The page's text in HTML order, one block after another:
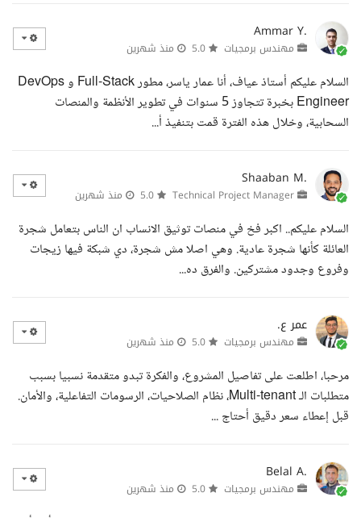
Ammar Y.
مهندس برمجيات منذ شهرين
السلام عليكم أستاذ عياف، أنا عمار ياسر، مطور Full-Stack و DevOps
Engineer بخبرة تتجاوز 5 سنوات في تطوير الأنظمة والمنصات
السحابية، وخلال هذه الفترة قمت بتنفيذ أ...
Shaaban M.
منذ شهرين
السلام عليكم.. اكبر فخ في منصات توثيق الانساب ان الناس بتعامل شجرة
العائلة كأنها شجرة عادية. وهي اصلا مش شجرة، دي شبكة فيها زيجات
وفروع وجدود مشتركين. والفرق ده...
عمر ع.
مهندس برمجيات منذ شهرين
مرحبا، اطلعت على تفاصيل المشروع، والفكرة تبدو متقدمة نسبيا بسبب
متطلبات الـ Multi-tenant، نظام الصلاحيات، الرسومات التفاعلية، والأمان.
قبل إعطاء سعر دقيق أحتاج ...
Belal A.
مهندس برمجيات منذ شهرين